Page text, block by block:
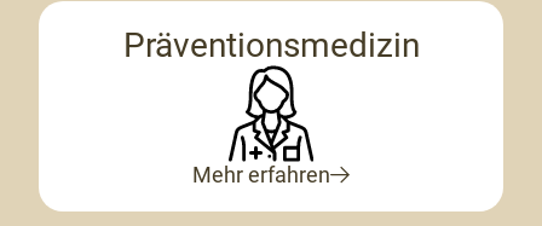
Präventionsmedizin
Mehr erfahren